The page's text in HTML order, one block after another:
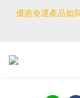
優惠免運產品如
優惠免運產品如
<公告>感謝支持